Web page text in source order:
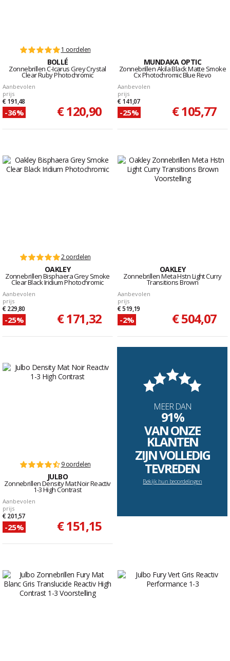
1 oordelen
BOLLÉ
Zonnebrillen C-Icarus Grey Crystal
Clear Ruby Photochromic
Aanbevolen
prijs
€ 191,48
-36% € 120,90
MUNDAKA OPTIC
Zonnebrillen Akila Black Matte Smoke
Cx Photochromic Blue Revo
Aanbevolen
prijs
€ 141,07
-25% € 105,77
2 oordelen
OAKLEY
Zonnebrillen Bisphaera Grey Smoke
Clear Black Iridium Photochromic
Aanbevolen
prijs
€ 229,80
-25% € 171,32
OAKLEY
Zonnebrillen Meta Hstn Light Curry
Transitions Brown
Aanbevolen
prijs
€ 519,19
-2% € 504,07
9 oordelen
JULBO
Zonnebrillen Density Mat Noir Reactiv
1-3 High Contrast
Aanbevolen
prijs
€ 201,57
-25% € 151,15
MEER DAN
91%
VAN ONZE
KLANTEN
ZIJN VOLLEDIG
TEVREDEN
Bekijk hun beoordelingen